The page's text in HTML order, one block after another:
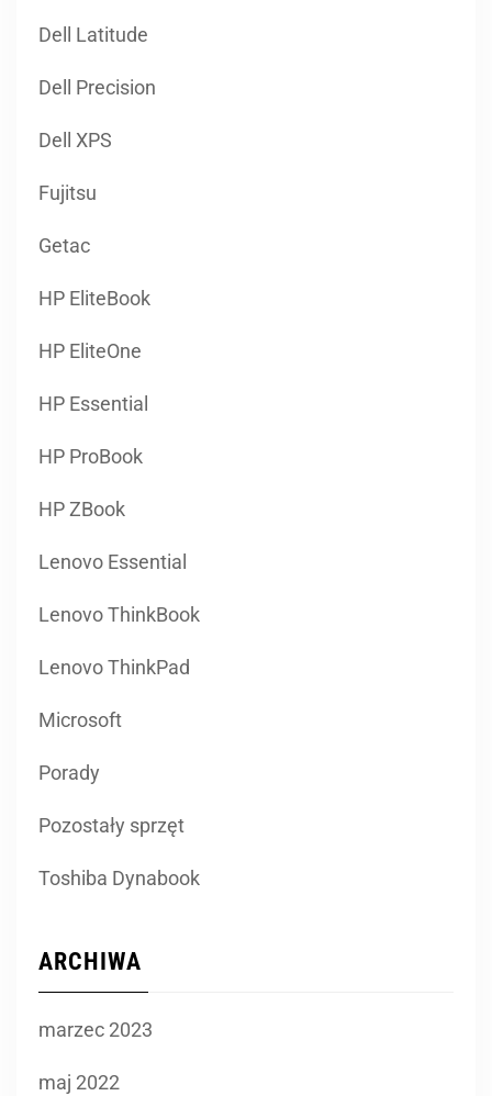
Dell Latitude
Dell Precision
Dell XPS
Fujitsu
Getac
HP EliteBook
HP EliteOne
HP Essential
HP ProBook
HP ZBook
Lenovo Essential
Lenovo ThinkBook
Lenovo ThinkPad
Microsoft
Porady
Pozostały sprzęt
Toshiba Dynabook
ARCHIWA
marzec 2023
maj 2022